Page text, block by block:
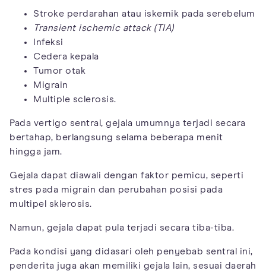
Stroke perdarahan atau iskemik pada serebelum
Transient ischemic attack (TIA)
Infeksi
Cedera kepala
Tumor otak
Migrain
Multiple sclerosis.
Pada vertigo sentral, gejala umumnya terjadi secara
bertahap, berlangsung selama beberapa menit
hingga jam.
Gejala dapat diawali dengan faktor pemicu, seperti
stres pada migrain dan perubahan posisi pada
multipel sklerosis.
Namun, gejala dapat pula terjadi secara tiba-tiba.
Pada kondisi yang didasari oleh penyebab sentral ini,
penderita juga akan memiliki gejala lain, sesuai daerah